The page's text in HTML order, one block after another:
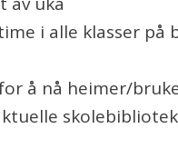
i alle klasser på
å nå heimer/